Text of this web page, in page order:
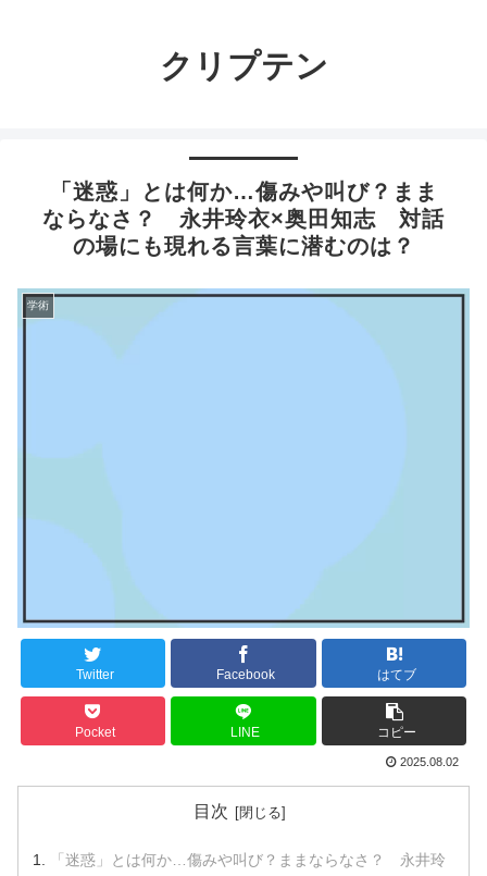
クリプテン
「迷惑」とは何か…傷みや叫び？まま
ならなさ？ 永井玲衣×奥田知志 対話
の場にも現れる言葉に潜むのは？
学術
Twitter Facebook はてブ
Pocket LINE コピー
2025.08.02
目次
「迷惑」とは何か…傷みや叫び？ままならなさ？ 永井玲